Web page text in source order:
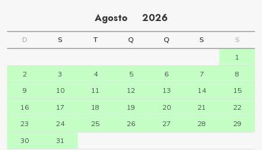
Agosto 2026
D S T Q Q S
S
1
2
3 4 5 6 7
8
9
10 11 12 13 14
15
16
17 18 19 20 21
22
23
24 25 26 27 28
29
30
31